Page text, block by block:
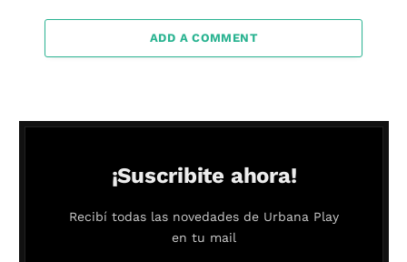
ADD A COMMENT
¡Suscribite ahora!
Recibí todas las novedades de Urbana Play
en tu mail